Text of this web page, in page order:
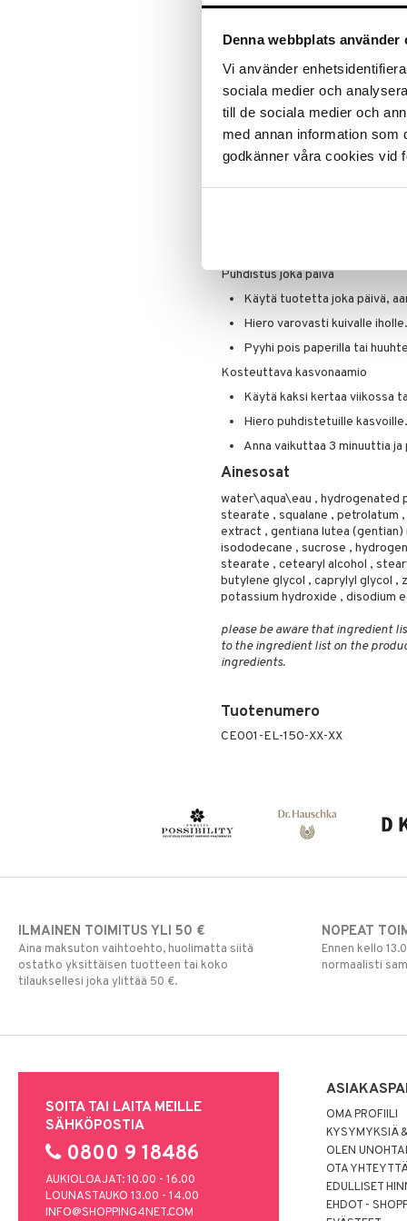
Denna webbplats använder
Vi använder
sociala medier och
till de sociala medier och
med annan information som
godkänner våra cookies vid
Rauhoittaa ja puhdistaa ihoa.
Dermatologisesti testattu.
Voidaan käyttää kahdella tavalla:
Aamulla ja illalla
Voidaan myös käyttää 3
The Perfectly Clean
rauhoittaa ihoasi, tekee siitä
luonnolliset ihoa rakastavat
Puhdistus joka päivä
Käytä tuotetta joka päivä,
Hiero varovasti kuivalle iholle.
Pyyhi pois paperilla tai
Kosteuttava kasvonaamio
Käytä kaksi kertaa viikossa
Hiero puhdistetuille kasvoille.
Anna vaikuttaa 3 minuuttia
Ainesosat
water\aqua\eau , hydrogenated
stearate , squalane , petrolatum
extract , gentiana lutea
isododecane , sucrose ,
stearate , cetearyl alcohol ,
butylene glycol , caprylyl glycol ,
potassium hydroxide , disodium
please be aware that ingredient
to the ingredient list on the
ingredients.
Tuotenumero
CE001-EL-150-XX-XX
ILMAINEN TOIMITUS YLI 50 €
Aina maksuton vaihtoehto, huolimatta siitä
ostatko yksittäisen tuotteen tai koko
tilauksellesi joka ylittää 50 €.
NOPEAT
Ennen kello
normaalisti
SOITA TAI LAITA MEILLE
SÄHKÖPOSTIA
0800 9 18486
AUKIOLOAJAT: 10.00 - 16.00
LOUNASTAUKO 13.00 - 14.00
INFO@SHOPPING4NET.COM
OMA PROFIILI
KYSYMYKSIÄ
OLEN
OTA
EDULLISET
EHDOT -